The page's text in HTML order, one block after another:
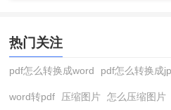
热门关注
pdf怎么转换成word pdf怎么转换成
word转pdf 压缩图片 怎么压缩图片